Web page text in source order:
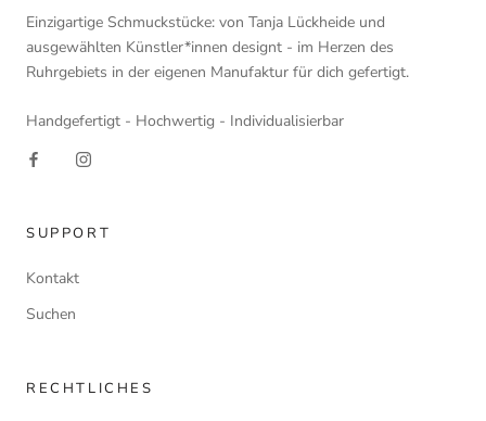
Einzigartige Schmuckstücke: von Tanja Lückheide und
ausgewählten Künstler*innen designt - im Herzen des
Ruhrgebiets in der eigenen Manufaktur für dich gefertigt.
Handgefertigt - Hochwertig - Individualisierbar
SUPPORT
Kontakt
Suchen
RECHTLICHES